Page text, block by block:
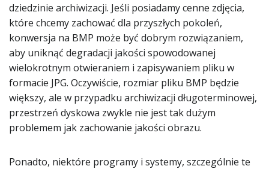
dziedzinie archiwizacji. Jeśli posiadamy cenne zdjęcia,
które chcemy zachować dla przyszłych pokoleń,
konwersja na BMP może być dobrym rozwiązaniem,
aby uniknąć degradacji jakości spowodowanej
wielokrotnym otwieraniem i zapisywaniem pliku w
formacie JPG. Oczywiście, rozmiar pliku BMP będzie
większy, ale w przypadku archiwizacji długoterminowej,
przestrzeń dyskowa zwykle nie jest tak dużym
problemem jak zachowanie jakości obrazu.
Ponadto, niektóre programy i systemy, szczególnie te